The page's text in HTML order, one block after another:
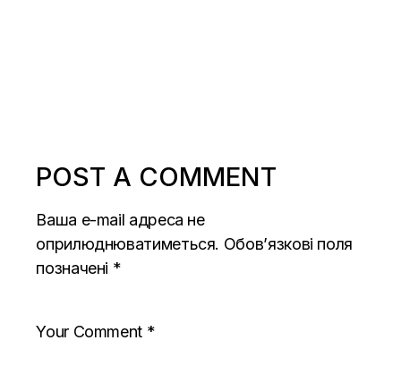
POST A COMMENT
Ваша e-mail адреса не
оприлюднюватиметься. Обов’язкові поля
позначені *